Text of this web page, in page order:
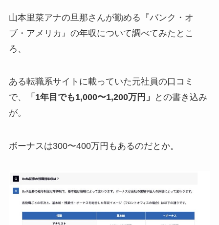
山本里菜アナの旦那さんが勤める『バンク・オ
ブ・アメリカ』の年収について調べてみたとこ
ろ、
ある転職系サイトに載っていた元社員の口コミ
で、
「1年目でも1,000〜1,200万円」
との書き込み
が。
ボーナスは300〜400万円もあるのだとか。